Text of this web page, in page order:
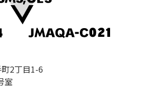
2丁目1-6
室